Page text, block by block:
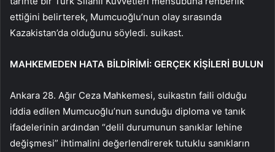
ettiğini belirterek, Mumcuoğlu’nun olay sırasında
Kazakistan’da olduğunu söyledi. suikast.
MAHKEMEDEN HATA BİLDİRİMİ: GERÇEK KİŞİLERİ BULUN
Ankara 28. Ağır Ceza Mahkemesi, suikastın faili olduğu
iddia edilen Mumcuoğlu’nun sunduğu diploma ve tanık
ifadelerinin ardından “delil durumunun sanıklar lehine
değişmesi” ihtimalini değerlendirerek tutuklu sanıkların